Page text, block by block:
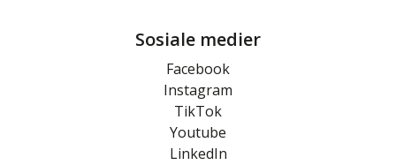
Sosiale medier
Facebook
Instagram
TikTok
Youtube
LinkedIn